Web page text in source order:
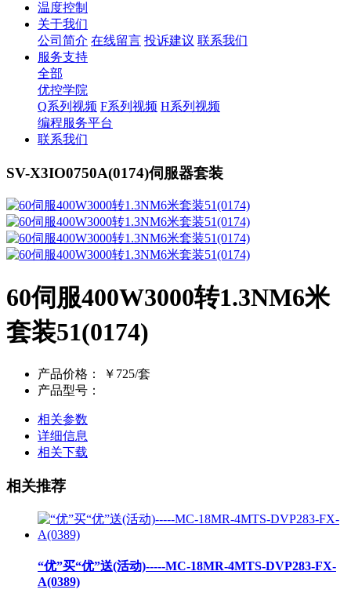
温度控制
关于我们
公司简介 在线留言 投诉建议 联系我们
服务支持
全部
优控学院
Q系列视频 F系列视频 H系列视频
编程服务平台
联系我们
SV-X3IO0750A(0174)伺服器套装
60伺服400W3000转1.3NM6米
套装51(0174)
产品价格：
￥725/套
产品型号：
相关参数
详细信息
相关下载
相关推荐
“优”买“优”送(活动)-----MC-18MR-4MTS-DVP283-FX-
A(0389)